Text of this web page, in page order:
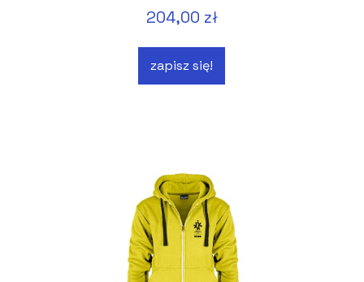
204,00 zł
zapisz się!